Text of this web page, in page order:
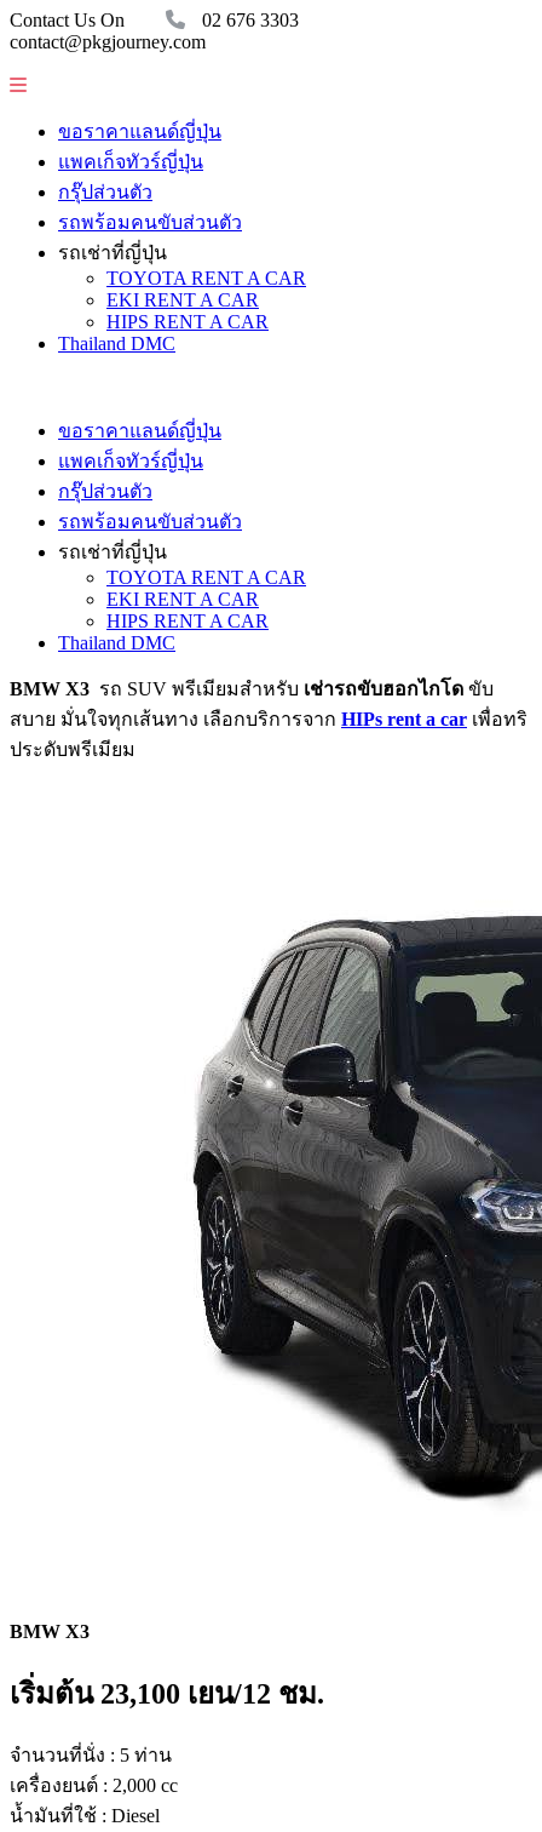
Contact Us On
02 676 3303
contact@pkgjourney.com
ขอราคาแลนด์ญี่ปุ่น
แพคเก็จทัวร์ญี่ปุ่น
กรุ๊ปส่วนตัว
รถพร้อมคนขับส่วนตัว
รถเช่าที่ญี่ปุ่น
TOYOTA RENT A CAR
EKI RENT A CAR
HIPS RENT A CAR
Thailand DMC
ขอราคาแลนด์ญี่ปุ่น
แพคเก็จทัวร์ญี่ปุ่น
กรุ๊ปส่วนตัว
รถพร้อมคนขับส่วนตัว
รถเช่าที่ญี่ปุ่น
TOYOTA RENT A CAR
EKI RENT A CAR
HIPS RENT A CAR
Thailand DMC
BMW X3 รถ SUV พรีเมียมสำหรับ เช่ารถขับฮอกไกโด ขับ
สบาย มั่นใจทุกเส้นทาง เลือกบริการจาก HIPs rent a car เพื่อทริ
ประดับพรีเมียม
BMW X3
เริ่มต้น 23,100 เยน/12 ชม.
จำนวนที่นั่ง : 5 ท่าน
เครื่องยนต์ : 2,000 cc
น้ำมันที่ใช้ : Diesel